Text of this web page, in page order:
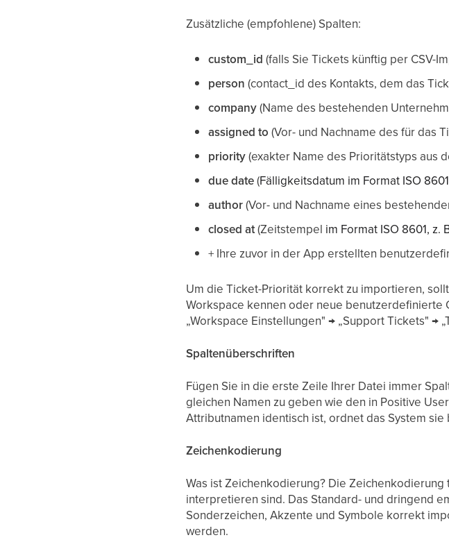
Zusätzliche (empfohlene) Spalten:
custom_id (falls Sie Tickets künftig per CSV-
person (contact_id des Kontakts, dem das
company(Name des bestehenden
assigned to (Vor- und Nachname des für das
priority(exakter Name des Prioritätstyps aus
due date(Fälligkeitsdatum im Format ISO
author(Vor- und Nachname eines
closed at(Zeitstempel im Format ISO 8601, z.
+ Ihre zuvor in der App erstellten
Um die Ticket-Priorität korrekt zu importieren,
Workspace kennen oder neue benutzerdefinierte
„Workspace Einstellungen" → „Support Tickets" →
Spaltenüberschriften
Fügen Sie in die erste Zeile Ihrer Datei immer
gleichen Namen zu geben wie den in Positive
Attributnamen identisch ist, ordnet das System
Zeichenkodierung
Was ist Zeichenkodierung? Die
interpretieren sind. Das Standard- und dringend
Sonderzeichen, Akzente und Symbole korrekt
werden.